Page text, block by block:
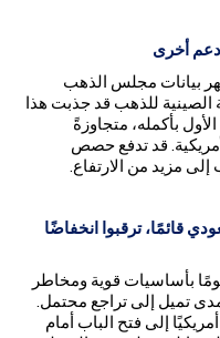
أخرى
بيانات مجلس الذهب
الصينية للذهب قد جذبت هذا
بأكمله، متجاوزةً
قد تدفع حصص
مزيد من الارتفاع.
قائمًا، ترقبوا انخفاضًا
بأساسيات قوية ومخاطر
تميل إلى تراجع محتمل.
مستوى 3193.63 دولارًا أمريكيًا إلى فتح الباب أمام